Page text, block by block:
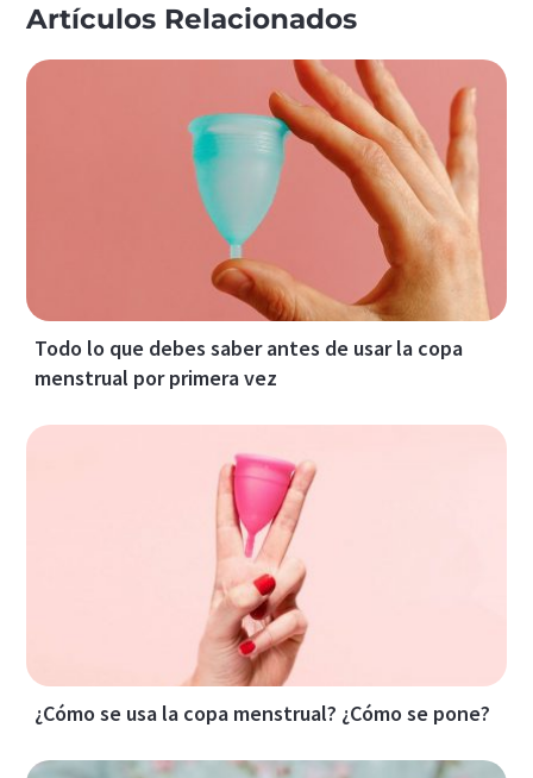
Artículos Relacionados
Todo lo que debes saber antes de usar la copa
menstrual por primera vez
¿Cómo se usa la copa menstrual? ¿Cómo se pone?